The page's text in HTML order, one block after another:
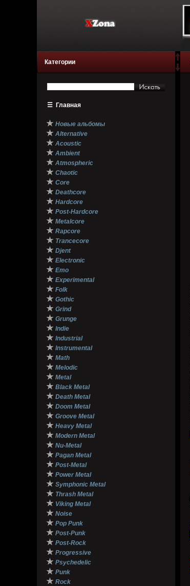
Категории
☰ Главная
★ Новые альбомы
★ Alternative
★ Acoustic
★ Ambient
★ Atmospheric
★ Chaotic
★ Core
★ Deathcore
★ Hardcore
★ Post-Hardcore
★ Metalcore
★ Rapcore
★ Trancecore
★ Djent
★ Electronic
★ Emo
★ Experimental
★ Folk
★ Gothic
★ Grind
★ Grunge
★ Indie
★ Industrial
★ Instrumental
★ Math
★ Melodic
★ Metal
★ Black Metal
★ Death Metal
★ Doom Metal
★ Groove Metal
★ Heavy Metal
★ Modern Metal
★ Nu-Metal
★ Pagan Metal
★ Post-Metal
★ Power Metal
★ Symphonic Metal
★ Thrash Metal
★ Viking Metal
★ Noise
★ Pop Punk
★ Post-Punk
★ Post-Rock
★ Progressive
★ Psychedelic
★ Punk
★ Rock